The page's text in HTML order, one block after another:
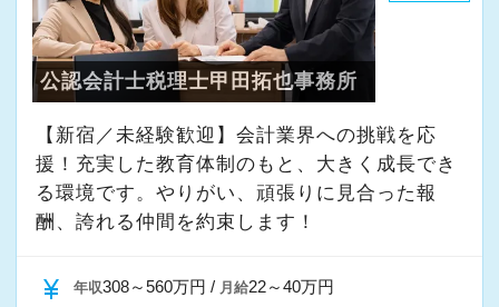
公認会計士税理士甲田拓也事務所
【新宿／未経験歓迎】会計業界への挑戦を応
援！充実した教育体制のもと、大きく成長でき
る環境です。やりがい、頑張りに見合った報
酬、誇れる仲間を約束します！
currency_yen 年収308～560万円 / 月給22～40万円